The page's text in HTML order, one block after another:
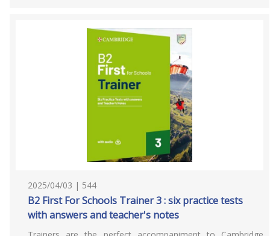
2025/04/03 | 544
B2 First For Schools Trainer 3 : six practice tests
with answers and teacher's notes